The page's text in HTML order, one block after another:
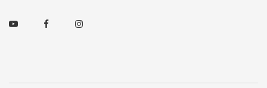
Youtube FacebookInstagram